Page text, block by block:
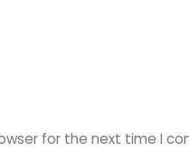
for the next time I